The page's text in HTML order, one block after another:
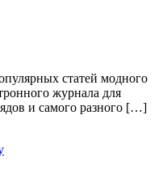
статей модного
журнала для
и самого разного […]